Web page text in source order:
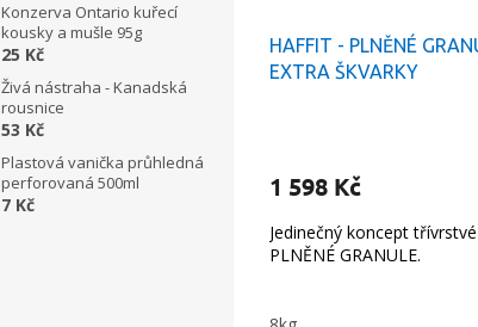
Konzerva Ontario kuřecí
kousky a mušle 95g
25 Kč
Živá nástraha - Kanadská
rousnice
53 Kč
Plastová vanička průhledná
perforovaná 500ml
7 Kč
HAFFIT - PLNĚNÉ
EXTRA ŠKVARKY
1 598 Kč
Jedinečný koncept
PLNĚNÉ GRANULE.